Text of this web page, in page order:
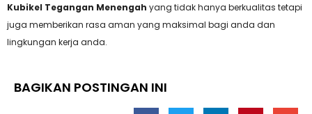
Kubikel Tegangan Menengah yang tidak hanya berkualitas tetapi
juga memberikan rasa aman yang maksimal bagi anda dan
lingkungan kerja anda.
BAGIKAN POSTINGAN INI